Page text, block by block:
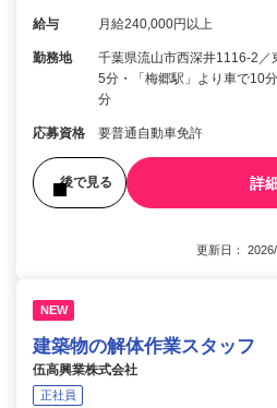
給与 月給240,000円以上
勤務地
千葉県流山市西深井1116-2／
5分・「梅郷駅」より車で10
分
応募資格 要普通自動車免許
後で見る 詳
更新日：
NEW
建築物の解体作業スタッフ
伍高興業株式会社
正社員